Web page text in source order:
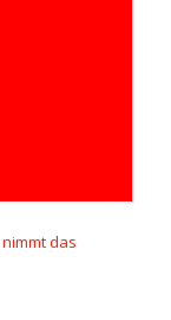
nimmt das